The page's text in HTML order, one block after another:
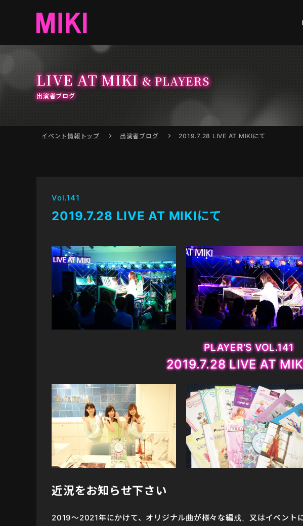
イベント情報 トップ 出演者ブログ 2019.7.28 LIVE AT MIKIにて
LIVE AT MIKI& PLAYERS
出演者ブログ
Vol.141
2019.7.28 LIVE AT MIKIにて
PLAYER'S VOL.141
2019.7.28 LIVE AT
近況をお知らせ下さい
2019〜2021年にかけて、オリジナル曲が様々な編成、又はイベント